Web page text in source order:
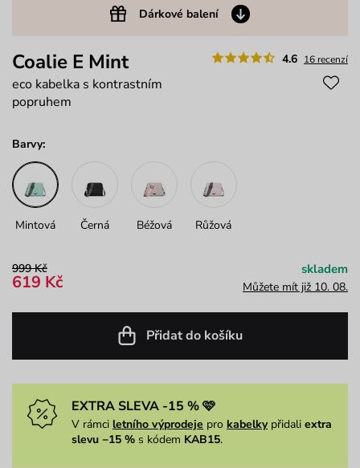
Dárkové balení
4.6 16 recenzí
Coalie E Mint
eco kabelka s kontrastním
popruhem
Barvy:
Mintová Černá Béžová Růžová
999 Kč
619 Kč
skladem
Můžete mít již 10. 08.
Přidat do košíku
EXTRA SLEVA -15 % 🩷
V rámci letního výprodeje pro kabelkypřidali extra
slevu −15 % s kódem KAB15.